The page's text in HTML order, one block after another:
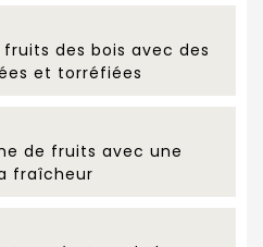
des bois avec des
et torréfiées
de fruits avec une
fraîcheur